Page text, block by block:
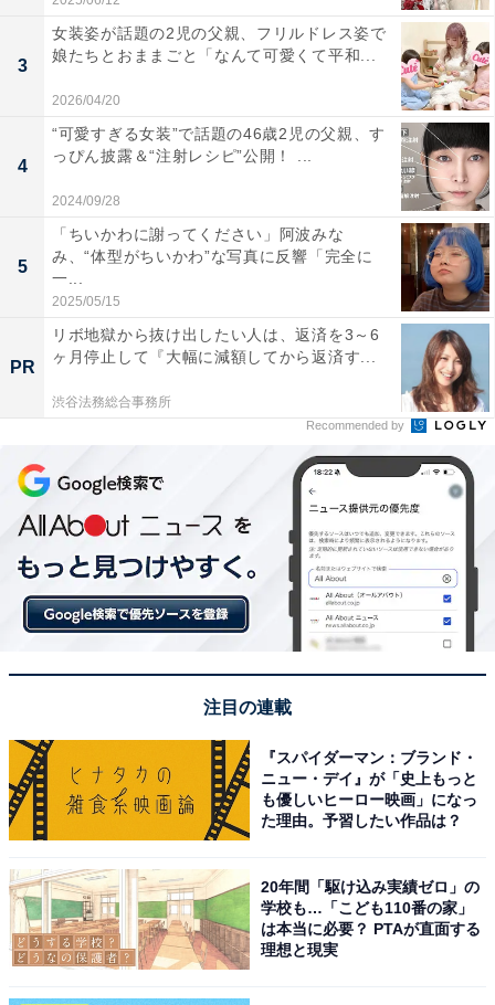
3
女装姿が話題の2児の父親、フリルドレス姿で
娘たちとおままごと「なんて可愛くて平和...
2026/04/20
4
“可愛すぎる女装”で話題の46歳2児の父親、す
っぴん披露＆“注射レシピ”公開！ ...
2024/09/28
5
「ちいかわに謝ってください」阿波みな
み、“体型がちいかわ”な写真に反響「完全に
一...
2025/05/15
PR
リボ地獄から抜け出したい人は、返済を3～6
ヶ月停止して『大幅に減額してから返済す...
渋谷法務総合事務所
Recommended by
注目の連載
『スパイダーマン：ブランド・
ニュー・デイ』が「史上もっと
も優しいヒーロー映画」になっ
た理由。予習したい作品は？
20年間「駆け込み実績ゼロ」の
学校も…「こども110番の家」
は本当に必要？ PTAが直面する
理想と現実